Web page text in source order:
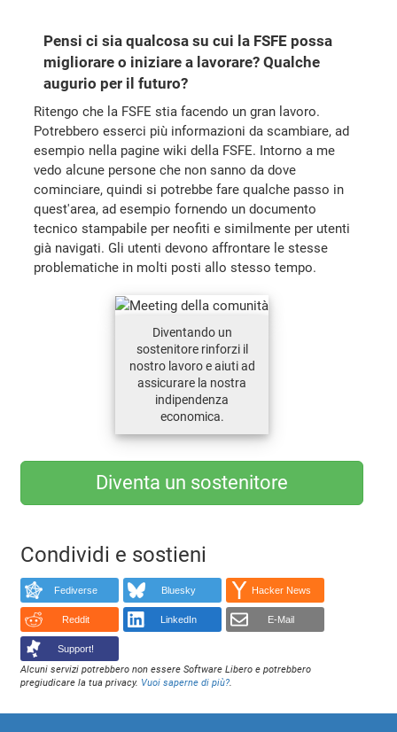
Pensi ci sia qualcosa su cui la FSFE possa
migliorare o iniziare a lavorare? Qualche
augurio per il futuro?
Ritengo che la FSFE stia facendo un gran lavoro.
Potrebbero esserci più informazioni da scambiare, ad
esempio nella pagine wiki della FSFE. Intorno a me
vedo alcune persone che non sanno da dove
cominciare, quindi si potrebbe fare qualche passo in
quest'area, ad esempio fornendo un documento
tecnico stampabile per neofiti e similmente per utenti
già navigati. Gli utenti devono affrontare le stesse
problematiche in molti posti allo stesso tempo.
Diventando un
sostenitore rinforzi il
nostro lavoro e aiuti ad
assicurare la nostra
indipendenza
economica.
Diventa un sostenitore
Condividi e sostieni
Fediverse Bluesky Hacker News
Reddit LinkedIn E-Mail
Support!
Alcuni servizi potrebbero non essere Software Libero e potrebbero
pregiudicare la tua privacy. Vuoi saperne di più?.